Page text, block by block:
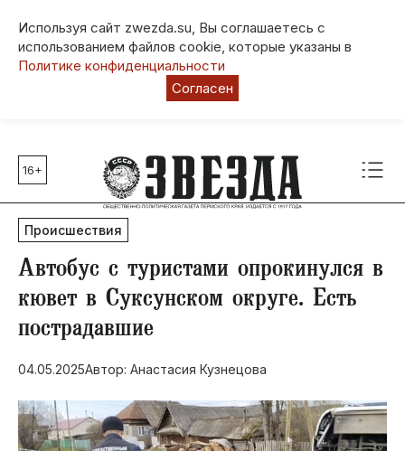
Используя сайт zwezda.su, Вы соглашаетесь с
использованием файлов cookie, которые указаны в
Политике конфиденциальности
Согласен
Главные темы
80 лет Победы
Молодежная столица РФ
СВО
Выборы в Пермском крае
Социальная поддержка
Инфраструктура
Благоустройство
16+
Происшествия
Автобус с туристами опрокинулся в
кювет в Суксунском округе. Есть
пострадавшие
04.05.2025Автор: Анастасия Кузнецова